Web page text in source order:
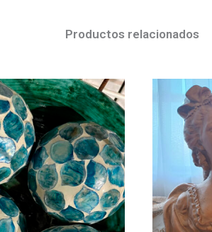
Productos relacionados